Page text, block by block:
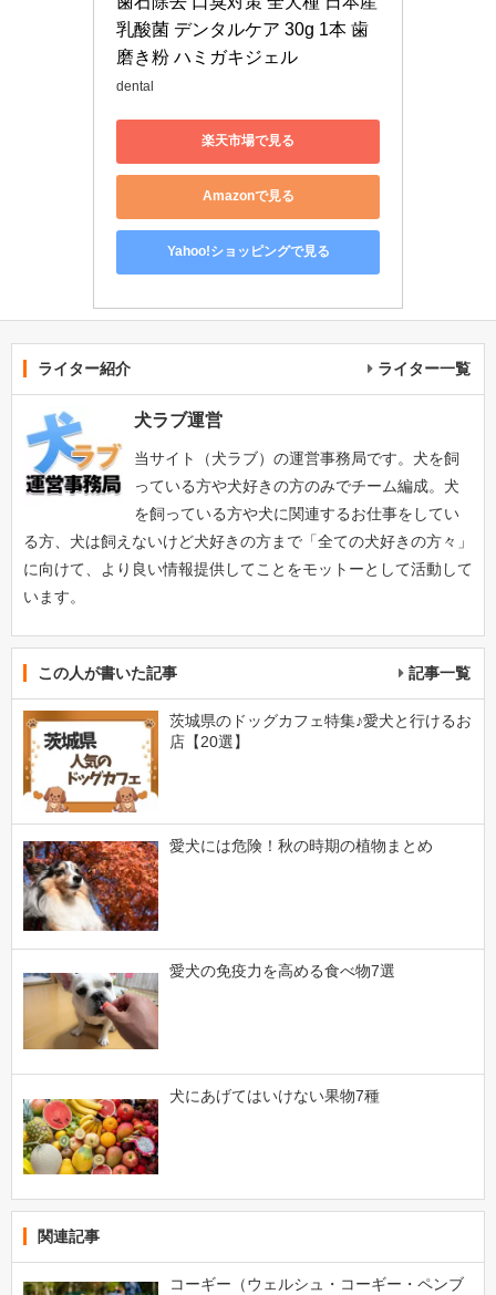
乳酸菌 デンタルケア 30g 1本 歯
磨き粉 ハミガキジェル
dental
楽天市場で見る
Amazonで見る
Yahoo!ショッピングで見る
ライター紹介 ライター一覧
犬ラブ運営
当サイト（犬ラブ）の運営事務局です。犬を飼
っている方や犬好きの方のみでチーム編成。犬
を飼っている方や犬に関連するお仕事をしてい
る方、犬は飼えないけど犬好きの方まで「全ての犬好きの方々」
に向けて、より良い情報提供してことをモットーとして活動して
います。
この人が書いた記事 記事一覧
茨城県のドッグカフェ特集♪愛犬と行けるお
店【20選】
愛犬には危険！秋の時期の植物まとめ
愛犬の免疫力を高める食べ物7選
犬にあげてはいけない果物7種
関連記事
コーギー（ウェルシュ・コーギー・ペンブ